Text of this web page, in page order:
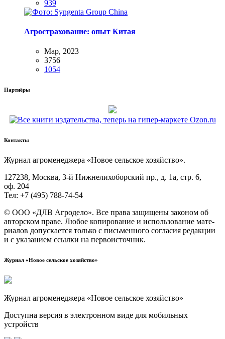
939
Агрострахование: опыт Китая
Мар, 2023
3756
1054
Партнёры
Контакты
Жур­нал агро­ме­не­дже­ра «Новое сель­ское хозяйство».
127238, Москва, 3‑й Ниж­не­ли­хо­бор­ский пр., д. 1а, стр. 6,
оф. 204
Тел: +7 (495) 788‑74‑54
© ООО «ДЛВ Агро­де­ло». Все пра­ва защи­ще­ны зако­ном об
автор­ском пра­ве. Любое копи­ро­ва­ние и исполь­зо­ва­ние мате­
ри­а­лов допус­ка­ет­ся толь­ко с пись­мен­но­го согла­сия редак­ции
и с ука­за­ни­ем ссыл­ки на первоисточник.
Журнал «Новое сельское хозяйство»
Журнал агроменеджера «Новое сельское хозяйство»
Доступна версия в электронном виде для мобильных
устройств